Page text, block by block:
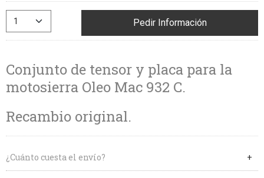
Pedir Información
Conjunto de tensor y placa para la
motosierra Oleo Mac 932 C.
Recambio original.
¿Cuánto cuesta el envío?